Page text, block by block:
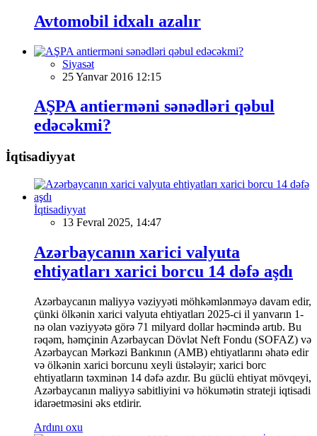
Avtomobil idxalı azalır
Siyasət
25 Yanvar 2016 12:15
AŞPA antierməni sənədləri qəbul
edəcəkmi?
İqtisadiyyat
İqtisadiyyat
13 Fevral 2025, 14:47
Azərbaycanın xarici valyuta
ehtiyatları xarici borcu 14 dəfə aşdı
Azərbaycanın maliyyə vəziyyəti möhkəmlənməyə davam edir,
çünki ölkənin xarici valyuta ehtiyatları 2025-ci il yanvarın 1-
nə olan vəziyyətə görə 71 milyard dollar həcmində artıb. Bu
rəqəm, həmçinin Azərbaycan Dövlət Neft Fondu (SOFAZ) və
Azərbaycan Mərkəzi Bankının (AMB) ehtiyatlarını əhatə edir
və ölkənin xarici borcunu xeyli üstələyir; xarici borc
ehtiyatların təxminən 14 dəfə azdır. Bu güclü ehtiyat mövqeyi,
Azərbaycanın maliyyə sabitliyini və hökumətin strateji iqtisadi
idarəetməsini əks etdirir.
Ardını oxu